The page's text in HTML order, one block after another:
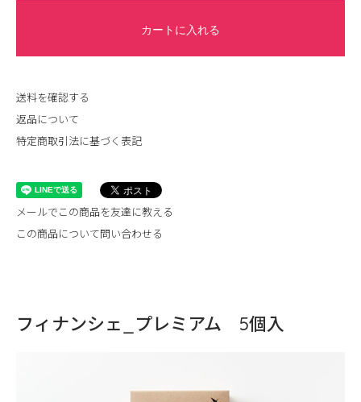
カートに入れる
送料を確認する
返品について
特定商取引法に基づく表記
メールでこの商品を友達に教える
この商品について問い合わせる
フィナンシェ_プレミアム 5個入